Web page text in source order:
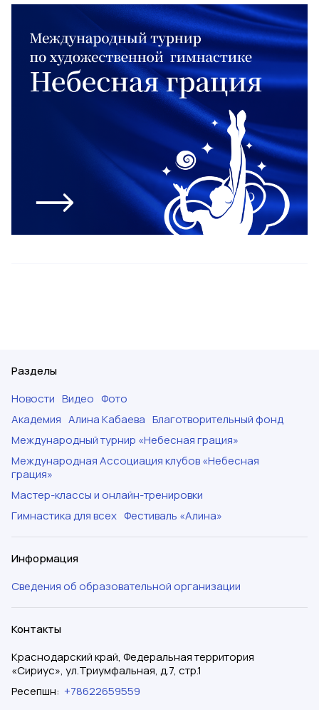
Разделы
Новости Видео Фото
Академия Алина Кабаева Благотворительный фонд
Международный турнир «Небесная грация»
Международная Ассоциация клубов «Небесная
грация»
Мастер-классы и онлайн-тренировки
Гимнастика для всех Фестиваль «Алина»
Информация
Сведения об образовательной организации
Контакты
Краснодарский край, Федеральная территория
«Сириус», ул.Триумфальная, д.7, стр.1
Ресепшн: +78622659559